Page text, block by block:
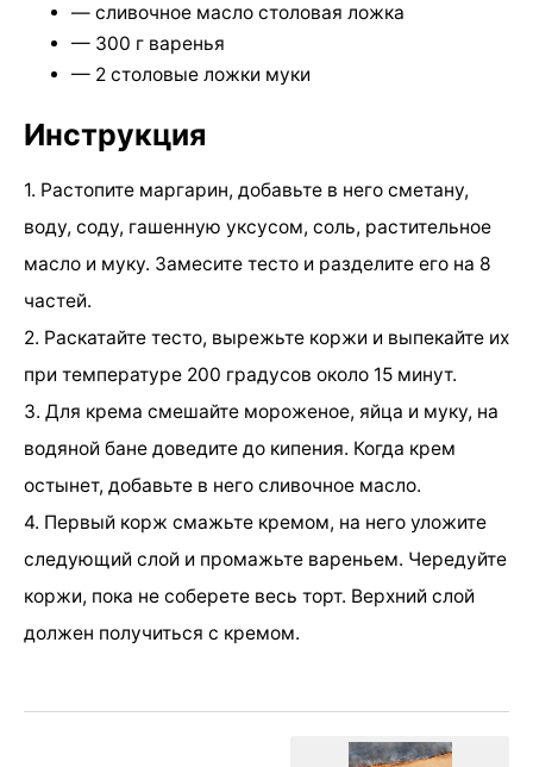
— сливочное масло столовая ложка
— 300 г варенья
— 2 столовые ложки муки
Инструкция
1. Растопите маргарин, добавьте в него сметану,
воду, соду, гашенную уксусом, соль, растительное
масло и муку. Замесите тесто и разделите его на 8
частей.
2. Раскатайте тесто, вырежьте коржи и выпекайте их
при температуре 200 градусов около 15 минут.
3. Для крема смешайте мороженое, яйца и муку, на
водяной бане доведите до кипения. Когда крем
остынет, добавьте в него сливочное масло.
4. Первый корж смажьте кремом, на него уложите
следующий слой и промажьте вареньем. Чередуйте
коржи, пока не соберете весь торт. Верхний слой
должен получиться с кремом.